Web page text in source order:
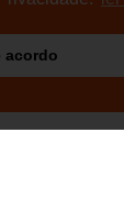
acordo